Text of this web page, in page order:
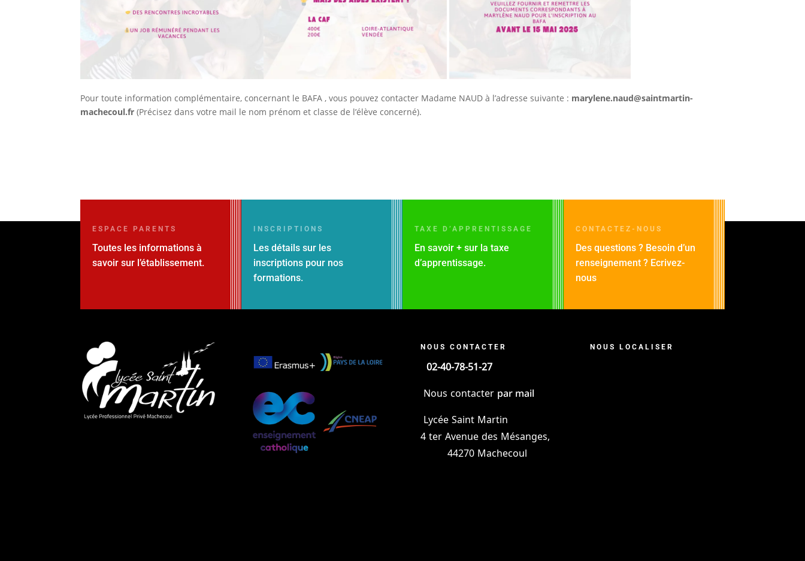
Pour toute information complémentaire, concernant le BAFA , vous pouvez contacter Madame NAUD à l’adresse suivante : marylene.naud@saintmartin-
machecoul.fr (Précisez dans votre mail le nom prénom et classe de l’élève concerné).
ESPACE PARENTS
Toutes les informations à
savoir sur l’établissement.
INSCRIPTIONS
Les détails sur les
inscriptions pour nos
formations.
TAXE D’APPRENTISSAGE
En savoir + sur la taxe
d’apprentissage.
CONTACTEZ-NOUS
Des questions ? Besoin d’un
renseignement ? Ecrivez-
nous
NOUS CONTACTER
02-40-78-51-27
Nous contacter par mail
Lycée Saint Martin
4 ter Avenue des Mésanges,
44270 Machecoul
NOUS LOCALISER